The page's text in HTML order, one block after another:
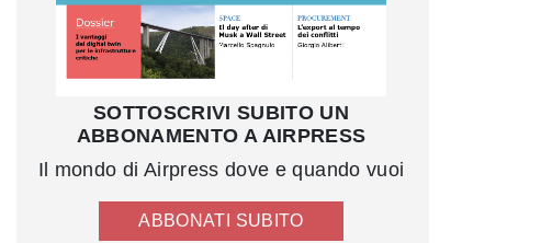
SOTTOSCRIVI SUBITO UN
ABBONAMENTO A AIRPRESS
Il mondo di Airpress dove e quando vuoi
ABBONATI SUBITO